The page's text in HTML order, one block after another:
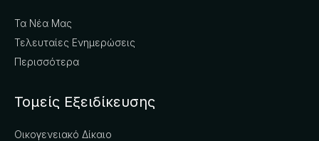
Τα Νέα Μας
Τελευταίες Ενημερώσεις
Περισσότερα
Τομείς Εξειδίκευσης
Οικογενειακό Δίκαιο